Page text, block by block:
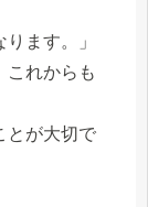
ます。」
これからも
とが大切で